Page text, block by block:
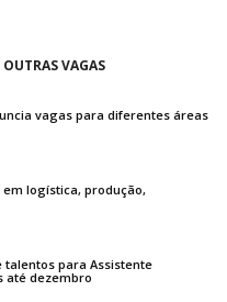
OUTRAS VAGAS
vagas para diferentes áreas
logística, produção,
talentos para Assistente
até dezembro